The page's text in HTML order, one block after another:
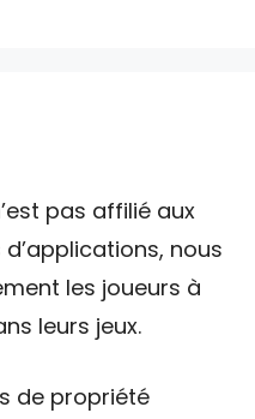
pas affilié aux
nous
les joueurs à
leurs jeux.
de propriété